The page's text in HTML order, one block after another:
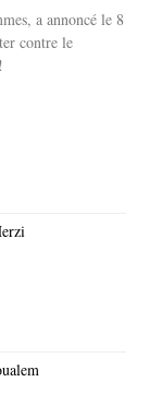
a annoncé le 8
contre le